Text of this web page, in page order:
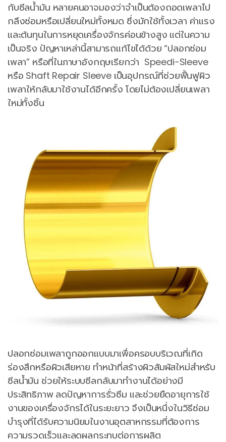
กับซีลน้ำมัน หลายคนอาจมองว่าจำเป็นต้องถอดเพลาไป
กลึงซ่อมหรือเปลี่ยนใหม่ทั้งหมด ซึ่งมักใช้ทั้งเวลา ค่าแรง
และต้นทุนในการหยุดเครื่องจักรค่อนข้างสูง แต่ในความ
เป็นจริง ปัญหาเหล่านี้สามารถแก้ไขได้ด้วย “ปลอกซ่อม
เพลา” หรือที่ในภาษาอังกฤษเรียกว่า Speedi-Sleeve
หรือ Shaft Repair Sleeve เป็นอุปกรณ์ที่ช่วยฟื้นฟูผิว
เพลาให้กลับมาใช้งานได้อีกครั้ง โดยไม่ต้องเปลี่ยนเพลา
ใหม่ทั้งชิ้น
ปลอกซ่อมเพลาถูกออกแบบมาเพื่อครอบบริเวณที่เกิด
ร่องสึกหรือผิวเสียหาย ทำหน้าที่สร้างผิวสัมผัสใหม่สำหรับ
ซีลน้ำมัน ช่วยให้ระบบซีลกลับมาทำงานได้อย่างมี
ประสิทธิภาพ ลดปัญหาการรั่วซึม และช่วยยืดอายุการใช้
งานของเครื่องจักรได้ในระยะยาว จึงเป็นหนึ่งในวิธีซ่อม
บำรุงที่ได้รับความนิยมในงานอุตสาหกรรมที่ต้องการ
ความรวดเร็วและลดผลกระทบต่อการผลิต